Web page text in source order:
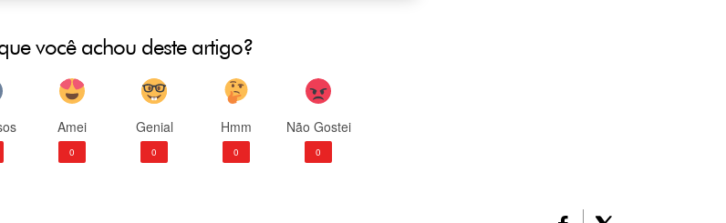
você achou deste artigo?
Amei
0
Genial
0
Hmm
0
Não Gostei
0